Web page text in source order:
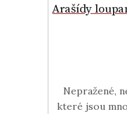
Arašídy
Nepražené,
které jsou